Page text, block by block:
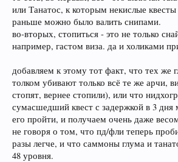
или Танатос, к которым некислые
раньше можно было валить снипами.
во-вторых, стопиться - это не только
например, гастом виза. да и холиками
добавляем к этому тот факт, что тех же
толком убивают только всё те же арчи,
стопят, вернее стопили), или что
сумасшедший квест с задержкой в 3
его пройти, и получаем очень даже
не говоря о том, что пд/фли теперь
разы легче, и что саммоны глума и
48 уровня.